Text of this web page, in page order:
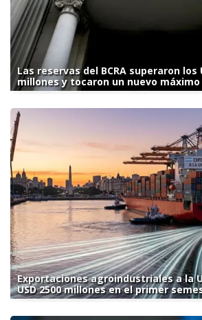
Las reservas del BCRA superaron los
millones y tocaron un nuevo máximo
Exportaciones agroindustriales a la
USD 2500 millones en el primer